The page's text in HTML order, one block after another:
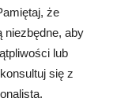
że
niezbędne, aby
lub
się z